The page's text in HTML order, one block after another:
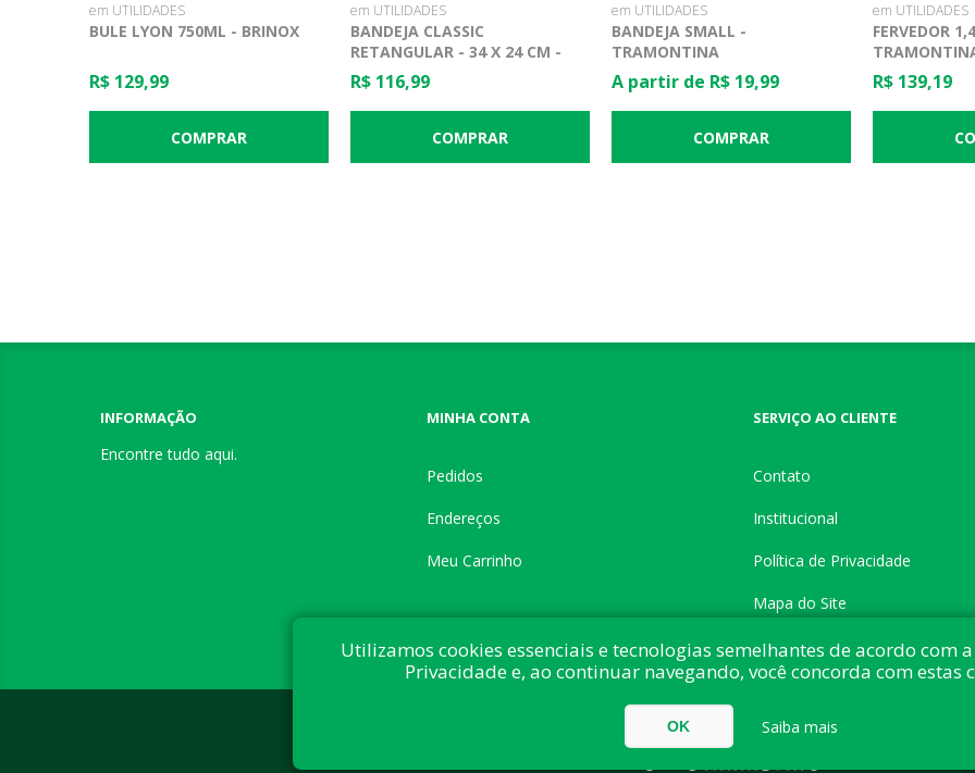
em UTILIDADES
BULE LYON 750ML - BRINOX
R$ 129,99
em UTILIDADES
BANDEJA CLASSIC
RETANGULAR - 34 X 24 CM -
TRAMONTINA
R$ 116,99
em UTILIDADES
BANDEJA SMALL -
TRAMONTINA
A partir de R$ 19,99
em UTILIDADES
FERVEDOR
R$ 139,19
INFORMAÇÃO
Encontre tudo aqui.
MINHA CONTA
Pedidos
Endereços
Meu Carrinho
SERVIÇO AO CLIENTE
Contato
Institucional
Política de Privacidade
Mapa do Site
nopCommerce Direitos autorais © 2026 Button Shop. Todos
Utilizamos cookies essenciais e tecnologias semelhantes de acordo com
Privacidade e, ao continuar navegando, você concorda com estas
OK Saiba mais